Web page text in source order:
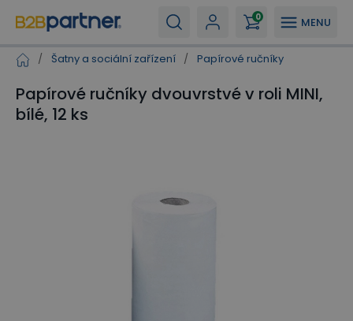
MENU
0
/ Šatny a sociální zařízení / Papírové ručníky
Papírové ručníky dvouvrstvé v roli MINI,
bílé, 12 ks